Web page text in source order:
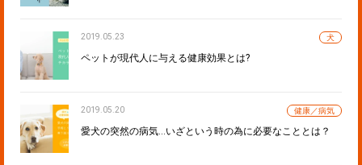
2019.05.23 犬
ペットが現代人に与える健康効果とは?
2019.05.20 健康／病気
愛犬の突然の病気…いざという時の為に必要なこととは？